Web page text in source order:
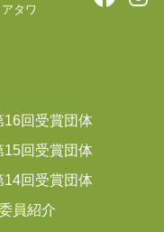
タワ
16回受賞団体
15回受賞団体
14回受賞団体
員紹介